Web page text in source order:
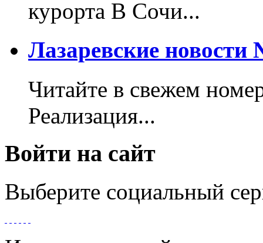
курорта В Сочи...
Лазаревские новости
Читайте в свежем
Реализация...
Войти на сайт
Выберите социальный